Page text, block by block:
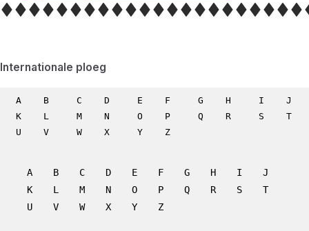
Internationale ploeg
A B C D E F G H I
J
K
L M N O P Q R S
T
U
V W X Y Z
A B C D E F G H I
J
K
L M N O P Q R S
T
U
V W X Y Z